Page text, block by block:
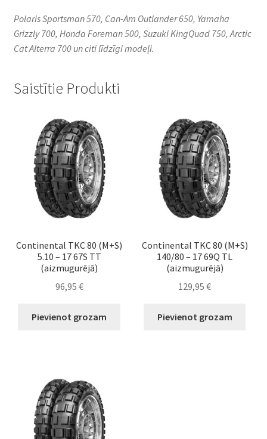
Polaris Sportsman 570, Can-Am Outlander 650, Yamaha
Grizzly 700, Honda Foreman 500, Suzuki KingQuad 750, Arctic
Cat Alterra 700 un citi līdzīgi modeļi.
Saistītie Produkti
Continental TKC 80 (M+S)
5.10 – 17 67S TT
(aizmugurējā)
96,95 €
Pievienot grozam
Continental TKC 80 (M+S)
140/80 – 17 69Q TL
(aizmugurējā)
129,95€
Pievienot grozam